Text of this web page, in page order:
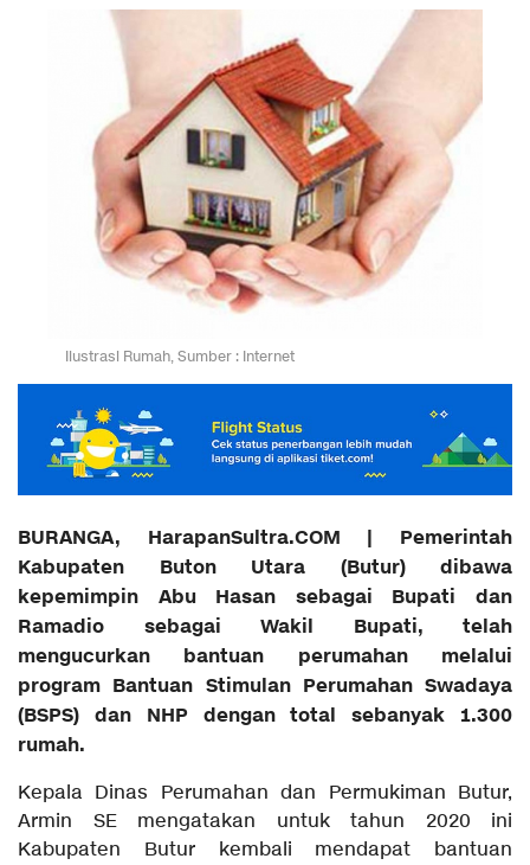
Ilustrasi Rumah, Sumber : Internet
BURANGA, HarapanSultra.COM | Pemerintah
Kabupaten Buton Utara (Butur) dibawa
kepemimpin Abu Hasan sebagai Bupati dan
Ramadio sebagai Wakil Bupati, telah
mengucurkan bantuan perumahan melalui
program Bantuan Stimulan Perumahan Swadaya
(BSPS) dan NHP dengan total sebanyak 1.300
rumah.
Kepala Dinas Perumahan dan Permukiman Butur,
Armin SE mengatakan untuk tahun 2020 ini
Kabupaten Butur kembali mendapat bantuan